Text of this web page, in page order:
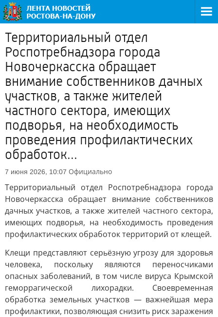
Территориальный отдел
Роспотребнадзора города
Новочеркасска обращает
внимание собственников дачных
участков, а также жителей
частного сектора, имеющих
подворья, на необходимость
проведения профилактических
обработок...
7 июня 2026, 10:07 Официально
Территориальный отдел Роспотребнадзора города
Новочеркасска обращает внимание собственников
дачных участков, а также жителей частного сектора,
имеющих подворья, на необходимость проведения
профилактических обработок территорий от клещей.
Клещи представляют серьёзную угрозу для здоровья
человека, поскольку являются переносчиками
опасных заболеваний, в том числе вируса Крымской
геморрагической лихорадки. Своевременная
обработка земельных участков — важнейшая мера
профилактики, позволяющая снизить риск заражения